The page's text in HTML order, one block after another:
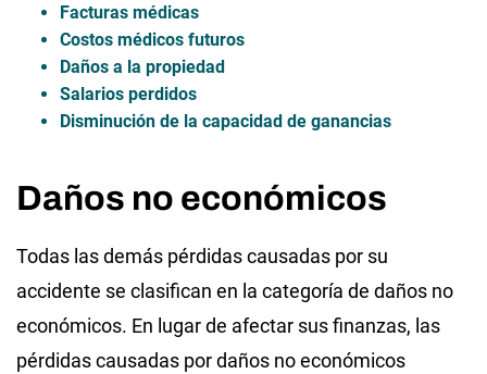
Facturas médicas
Costos médicos futuros
Daños a la propiedad
Salarios perdidos
Disminución de la capacidad de ganancias
Daños no económicos
Todas las demás pérdidas causadas por su
accidente se clasifican en la categoría de daños no
económicos. En lugar de afectar sus finanzas, las
pérdidas causadas por daños no económicos